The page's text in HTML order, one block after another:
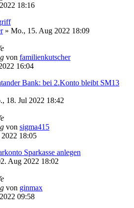
18:16
» Mo., 15. Aug 2022 18:09
von familienkutscher
16:04
Bank: bei 2.Konto bleibt SM13
18. Jul 2022 18:42
von sigma415
18:05
Sparkasse anlegen
Aug 2022 18:02
von ginmax
09:58